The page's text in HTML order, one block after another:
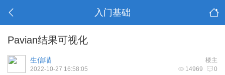
入门基础
Pavian结果可视化
楼主
生信喵
14969 0
2022-10-27 16:58:05